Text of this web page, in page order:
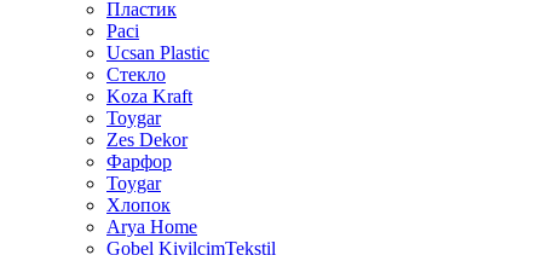
Пластик
Paci
Ucsan Plastic
Стекло
Koza Kraft
Toygar
Zes Dekor
Фарфор
Toygar
Хлопок
Arya Home
Gobel KivilcimTekstil